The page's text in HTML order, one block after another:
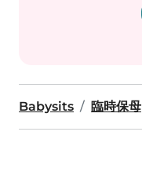
Babysits 臨時保母